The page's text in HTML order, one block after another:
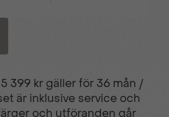
Automatiskt helljus
399 kr gäller för 36 mån /
är inklusive service och
och utföranden går